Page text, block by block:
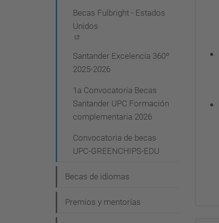
Becas Fulbright - Estados
Unidos
Santander Excelencia 360º
2025-2026
1a Convocatoria Becas
Santander UPC Formación
complementaria 2026
Convocatoria de becas
UPC-GREENCHIPS-EDU
Becas de idiomas
Premios y mentorías